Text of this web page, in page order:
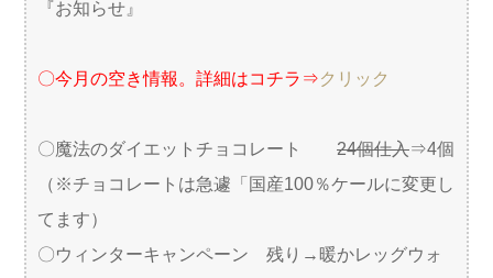
『お知らせ』
〇今月の空き情報。詳細はコチラ⇒クリック
〇魔法のダイエットチョコレート 24個仕入⇒4個
（※チョコレートは急遽「国産100％ケールに変更し
てます）
〇ウィンターキャンペーン 残り→暖かレッグウォ